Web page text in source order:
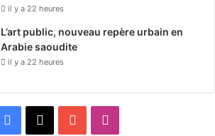
il y a 22 heures
L’art public, nouveau repère urbain en
Arabie saoudite
il y a 22 heures